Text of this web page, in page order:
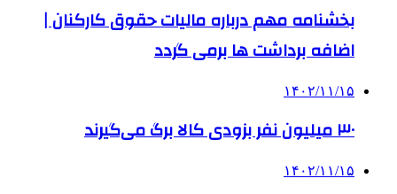
بخشنامه مهم درباره مالیات حقوق کارکنان |
اضافه برداشت ها برمی گردد
۱۴۰۲/۱۱/۱۵
۳۰ میلیون نفر بزودی کالا برگ می‌گیرند
۱۴۰۲/۱۱/۱۵